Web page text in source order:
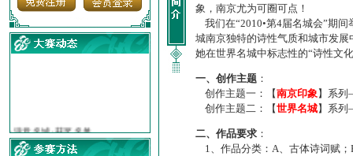
·【诗意·名城】地铁展示作...
诗意名城·地铁时间
象，南京尤为可圈可点！
我们在“2010•第4届名城会”期
城南京独特的诗性气质和城市发
她在世界名城中标志性的“诗性文
一、创作主题 ：
创作主题一：【南京印象】系
创作主题二：【世界名城】系
二、作品要求 ：
1、作品分类：A、古体诗词赋；